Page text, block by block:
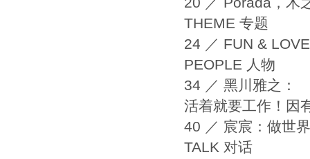
THEME 专题
24 ／ FUN &
PEOPLE 人物
34 ／ 黑川雅之：
活着就要工作！因
40 ／ 宸宸：做世
TALK 对话